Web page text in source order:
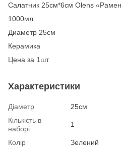
Салатник 25см*6см Olens
1000мл
Диаметр 25см
Керамика
Цена за 1шт
Характеристики
Діаметр
25см
Кількість в
наборі
1
Колір
Зелений